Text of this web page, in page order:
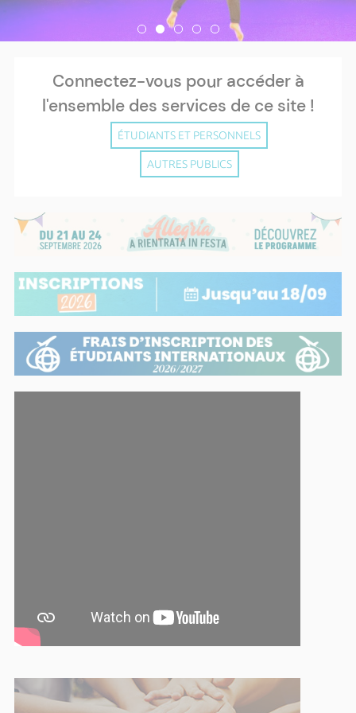
Connectez-vous pour accéder à
l'ensemble des services de ce site !
ÉTUDIANTS ET PERSONNELS
AUTRES PUBLICS